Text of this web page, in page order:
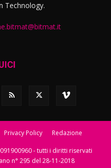
Technology.
Privacy Policy Redazione
- tutti i diritti riservati
n° 295 del 28-11-2018